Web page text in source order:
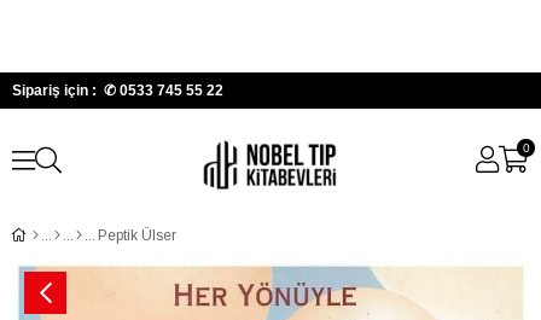
Sipariş için : ✆ 0533 745 55 22
0
Peptik Ülser